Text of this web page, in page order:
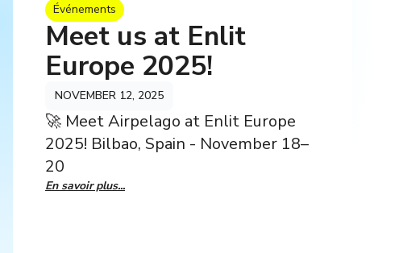
Événements
Meet us at Enlit
Europe 2025!
NOVEMBER 12, 2025
🚀 Meet Airpelago at Enlit Europe
2025! Bilbao, Spain - November 18–
20
En savoir plus...